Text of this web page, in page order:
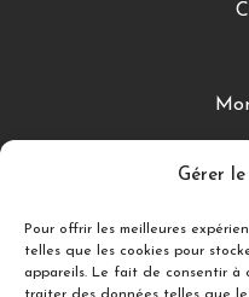
Gérer
Pour offrir les meilleures
telles que les cookies pour
appareils. Le fait de consentir à